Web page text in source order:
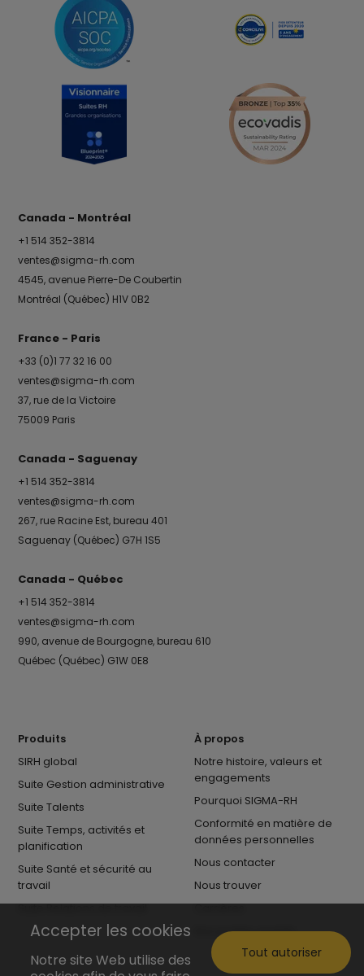
Canada - Montréal
+1 514 352-3814
ventes@sigma-rh.com
4545, avenue Pierre-De Coubertin
Montréal (Québec) H1V 0B2
France - Paris
+33 (0)1 77 32 16 00
ventes@sigma-rh.com
37, rue de la Victoire
75009 Paris
Canada - Saguenay
+1 514 352-3814
ventes@sigma-rh.com
267, rue Racine Est, bureau 401
Saguenay (Québec) G7H 1S5
Canada - Québec
+1 514 352-3814
ventes@sigma-rh.com
990, avenue de Bourgogne, bureau 610
Québec (Québec) G1W 0E8
Produits
SIRH global
Suite Gestion administrative
Suite Talents
Suite Temps, activités et
planification
Suite Santé et sécurité au
travail
Suite Relations de travail
À propos
Notre histoire, valeurs et
engagements
Pourquoi SIGMA-RH
Conformité en matière de
données personnelles
Nous contacter
Nous trouver
Carrières
Nos postes ouverts
Accepter les cookies
Notre site Web utilise des
Tout autoriser